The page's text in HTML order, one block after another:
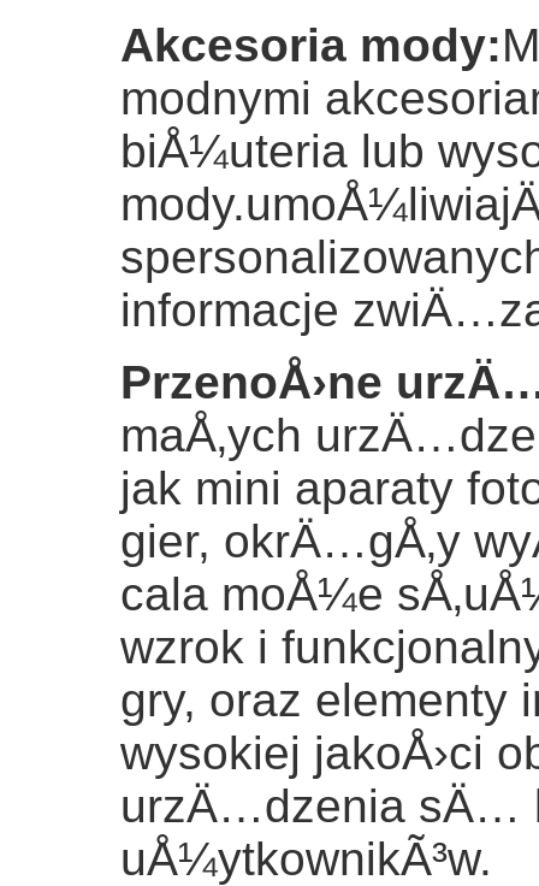
Akcesoria mody:
modnymi
biÅ¼uteria lub
informacje
PrzenoÅ›ne
maÅ‚ych
jak mini aparaty
gier, okrÄ…gÅ‚y
cala moÅ¼e
wzrok i
gry, oraz elementy
wysokiej jakoÅ›ci
urzÄ…dzenia sÄ…
uÅ¼ytkownikÃ³w.